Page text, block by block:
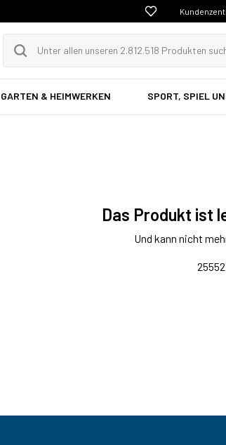
GARTEN & HEIMWERKEN SPORT, SPIEL
Das Produkt ist
Und kann nicht